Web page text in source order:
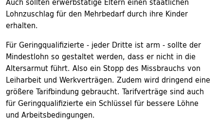
Lohnzuschlag für den Mehrbedarf durch ihre Kinder
erhalten.
Für Geringqualifizierte - jeder Dritte ist arm - sollte der
Mindestlohn so gestaltet werden, dass er nicht in die
Altersarmut führt. Also ein Stopp des Missbrauchs von
Leiharbeit und Werkverträgen. Zudem wird dringend eine
größere Tarifbindung gebraucht. Tarifverträge sind auch
für Geringqualifizierte ein Schlüssel für bessere Löhne
und Arbeitsbedingungen.